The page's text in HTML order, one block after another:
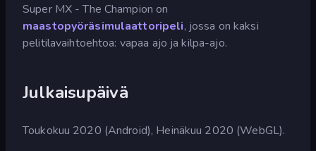
Super MX - The Champion on
maastopyöräsimulaattoripeli, jossa on kaksi
pelitilavaihtoehtoa: vapaa ajo ja kilpa-ajo.
Julkaisupäivä
Toukokuu 2020 (Android), Heinäkuu 2020 (WebGL).